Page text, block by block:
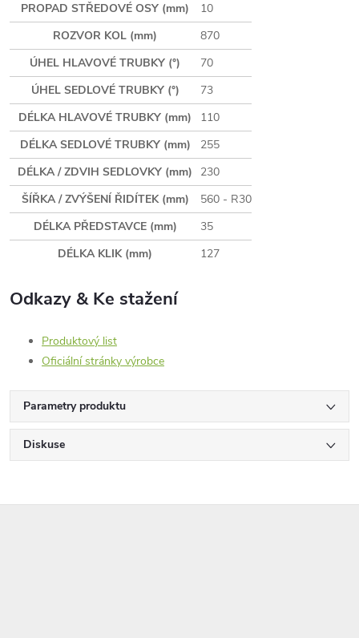
PROPAD STŘEDOVÉ OSY (mm)
10
ROZVOR KOL (mm)
870
ÚHEL HLAVOVÉ TRUBKY (°)
70
ÚHEL SEDLOVÉ TRUBKY (°)
73
DÉLKA HLAVOVÉ TRUBKY (mm)
110
DÉLKA SEDLOVÉ TRUBKY (mm)
255
DÉLKA / ZDVIH SEDLOVKY (mm)
230
ŠÍŘKA / ZVÝŠENÍ ŘIDÍTEK (mm)
560 - R30
DÉLKA PŘEDSTAVCE (mm)
35
DÉLKA KLIK (mm)
127
Odkazy & Ke stažení
Produktový list
Oficiální stránky výrobce
Parametry produktu
Diskuse